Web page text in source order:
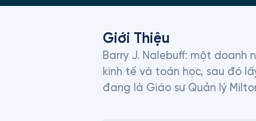
Giới Thiệu
Barry J. Nalebuff: một doanh
kinh tế và toán học, sau đó
đang là Giáo sư Quản lý